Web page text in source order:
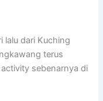
lalu dari Kuching
terus
sebenarnya di